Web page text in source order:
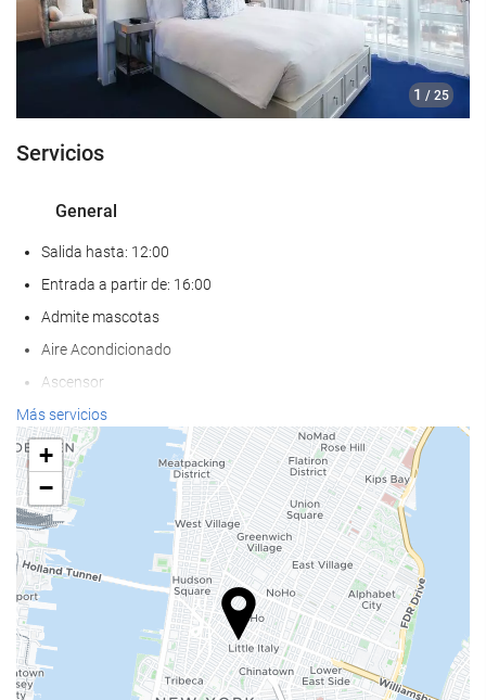
1 / 25
Servicios
General
Salida hasta: 12:00
Entrada a partir de: 16:00
Admite mascotas
Aire Acondicionado
Ascensor
AAdaptado para personas con movilidad reducida
Habitaciones No fumadores
Servicios de recepción
Guardaequipaje
Caja fuerte
Cambio de divisa
Información turística
Más servicios
+
−